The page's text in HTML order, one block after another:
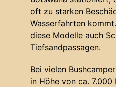
oft zu starken
Wasserfahrten
diese Modelle auch
Tiefsandpassagen.
Bei vielen
in Höhe von ca.